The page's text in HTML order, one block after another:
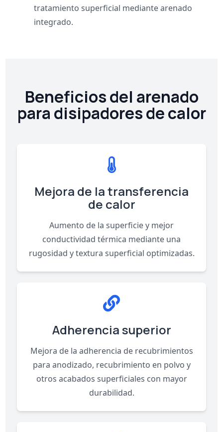
tratamiento superficial mediante arenado
integrado.
Beneficios del arenado
para disipadores de calor
Mejora de la transferencia
de calor
Aumento de la superficie y mejor
conductividad térmica mediante una
rugosidad y textura superficial optimizadas.
Adherencia superior
Mejora de la adherencia de recubrimientos
para anodizado, recubrimiento en polvo y
otros acabados superficiales con mayor
durabilidad.